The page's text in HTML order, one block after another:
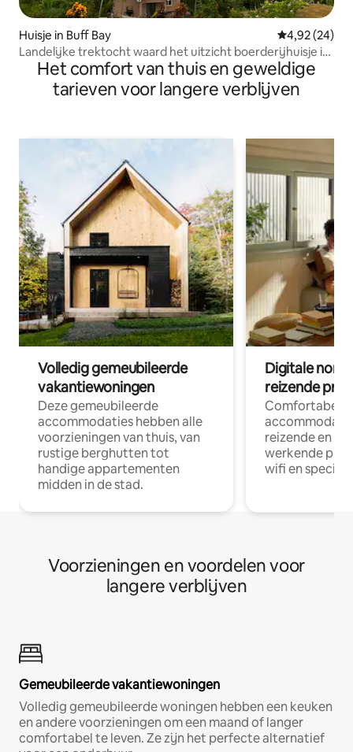
Huisje in Buff Bay Gemiddelde
4,92 (24)
Landelijke trektocht waard het uitzicht boerderijhuisje in
Portland
Het comfort van thuis en geweldige
tarieven voor langere verblijven
Volledig gemeubileerde
vakantiewoningen
Deze gemeubileerde
accommodaties hebben alle
voorzieningen van thuis, van
rustige berghutten tot
handige appartementen
midden in de stad.
Digitale
reizende
Comfortabele
reizende en
werkende
wifi en
Voorzieningen en voordelen voor
langere verblijven
Gemeubileerde vakantiewoningen
Volledig gemeubileerde woningen hebben een keuken
en andere voorzieningen om een maand of langer
comfortabel te leven. Ze zijn het perfecte alternatief